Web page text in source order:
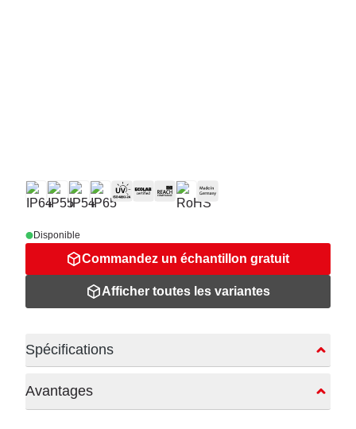
Disponible
Commandez un échantillon gratuit
Afficher toutes les variantes
Spécifications
Avantages